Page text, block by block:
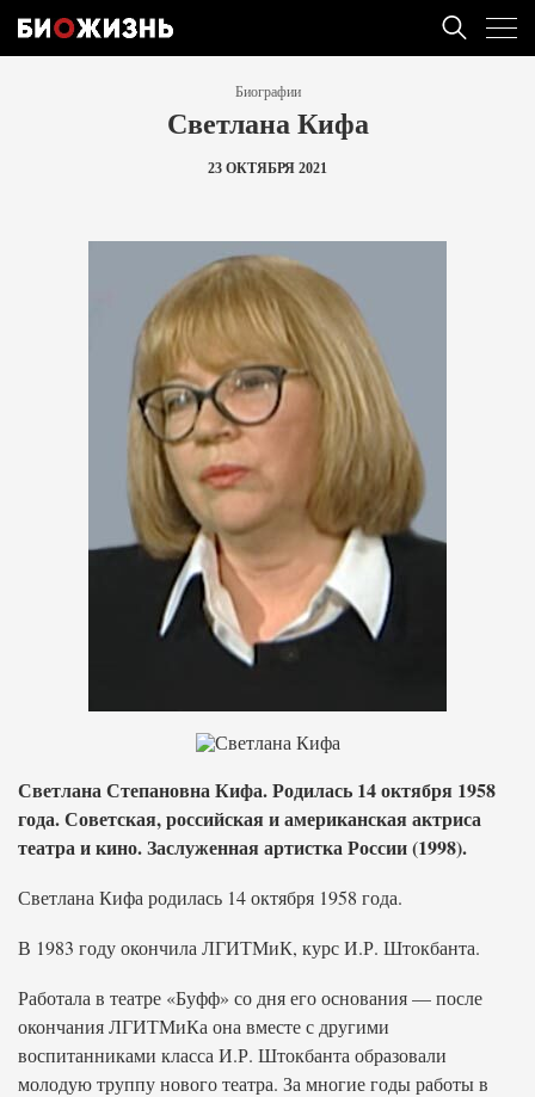
Биографии
Светлана Кифа
23 ОКТЯБРЯ 2021
Светлана Степановна Кифа. Родилась 14 октября 1958
года. Советская, российская и американская актриса
театра и кино. Заслуженная артистка России (1998).
Светлана Кифа родилась 14 октября 1958 года.
В 1983 году окончила ЛГИТМиК, курс И.Р. Штокбанта.
Работала в театре «Буфф» со дня его основания — после
окончания ЛГИТМиКа она вместе с другими
воспитанниками класса И.Р. Штокбанта образовали
молодую труппу нового театра. За многие годы работы в